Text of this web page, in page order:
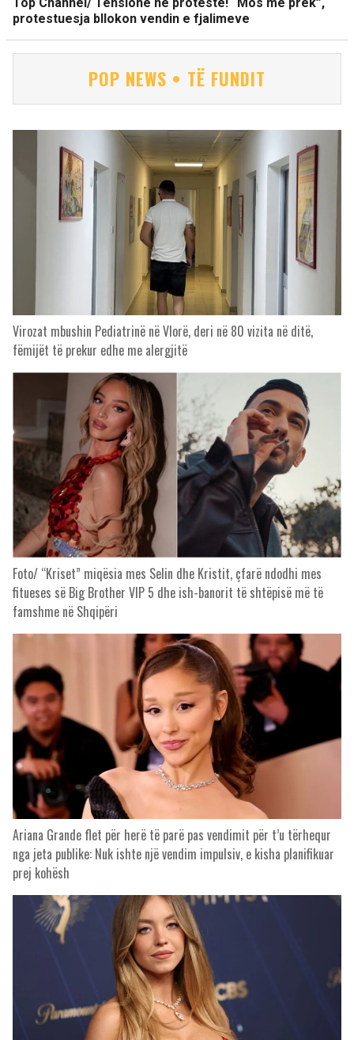
protestuesja bllokon vendin e fjalimeve
POP NEWS • TË FUNDIT
Virozat mbushin Pediatrinë në Vlorë, deri në 80 vizita në ditë,
fëmijët të prekur edhe me alergjitë
Foto/ “Kriset” miqësia mes Selin dhe Kristit, çfarë ndodhi mes
fitueses së Big Brother VIP 5 dhe ish-banorit të shtëpisë më të
famshme në Shqipëri
Ariana Grande flet për herë të parë pas vendimit për t’u tërhequr
nga jeta publike: Nuk ishte një vendim impulsiv, e kisha planifikuar
prej kohësh